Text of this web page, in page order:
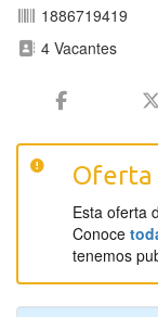
1886719419
4 Vacantes
Oferta
Esta oferta
Conoce
tenemos